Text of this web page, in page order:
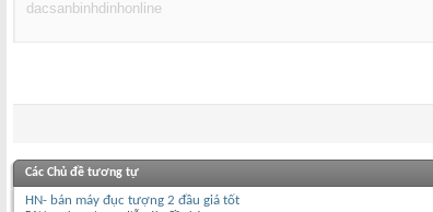
dacsanbinhdinhonline
Các Chủ đề tương tự
HN- bán máy đục tượng 2 đầu giá tốt